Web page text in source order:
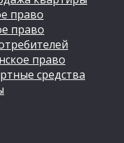
право
право
право
средства